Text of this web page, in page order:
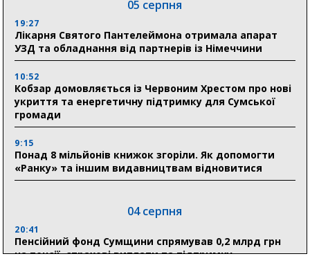
05 серпня
19:27
Лікарня Святого Пантелеймона отримала апарат
УЗД та обладнання від партнерів із Німеччини
10:52
Кобзар домовляється із Червоним Хрестом про нові
укриття та енергетичну підтримку для Сумської
громади
9:15
Понад 8 мільйонів книжок згоріли. Як допомогти
«Ранку» та іншим видавництвам відновитися
04 серпня
20:41
Пенсійний фонд Сумщини спрямував 0,2 млрд грн
на пенсії, страхові виплати та підтримку